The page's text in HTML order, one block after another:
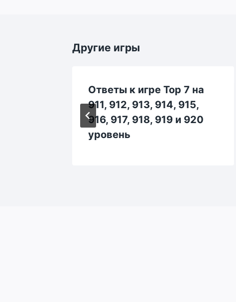
Другие игры
Ответы к игре Top 7 на
911, 912, 913, 914, 915,
916, 917, 918, 919 и 920
уровень